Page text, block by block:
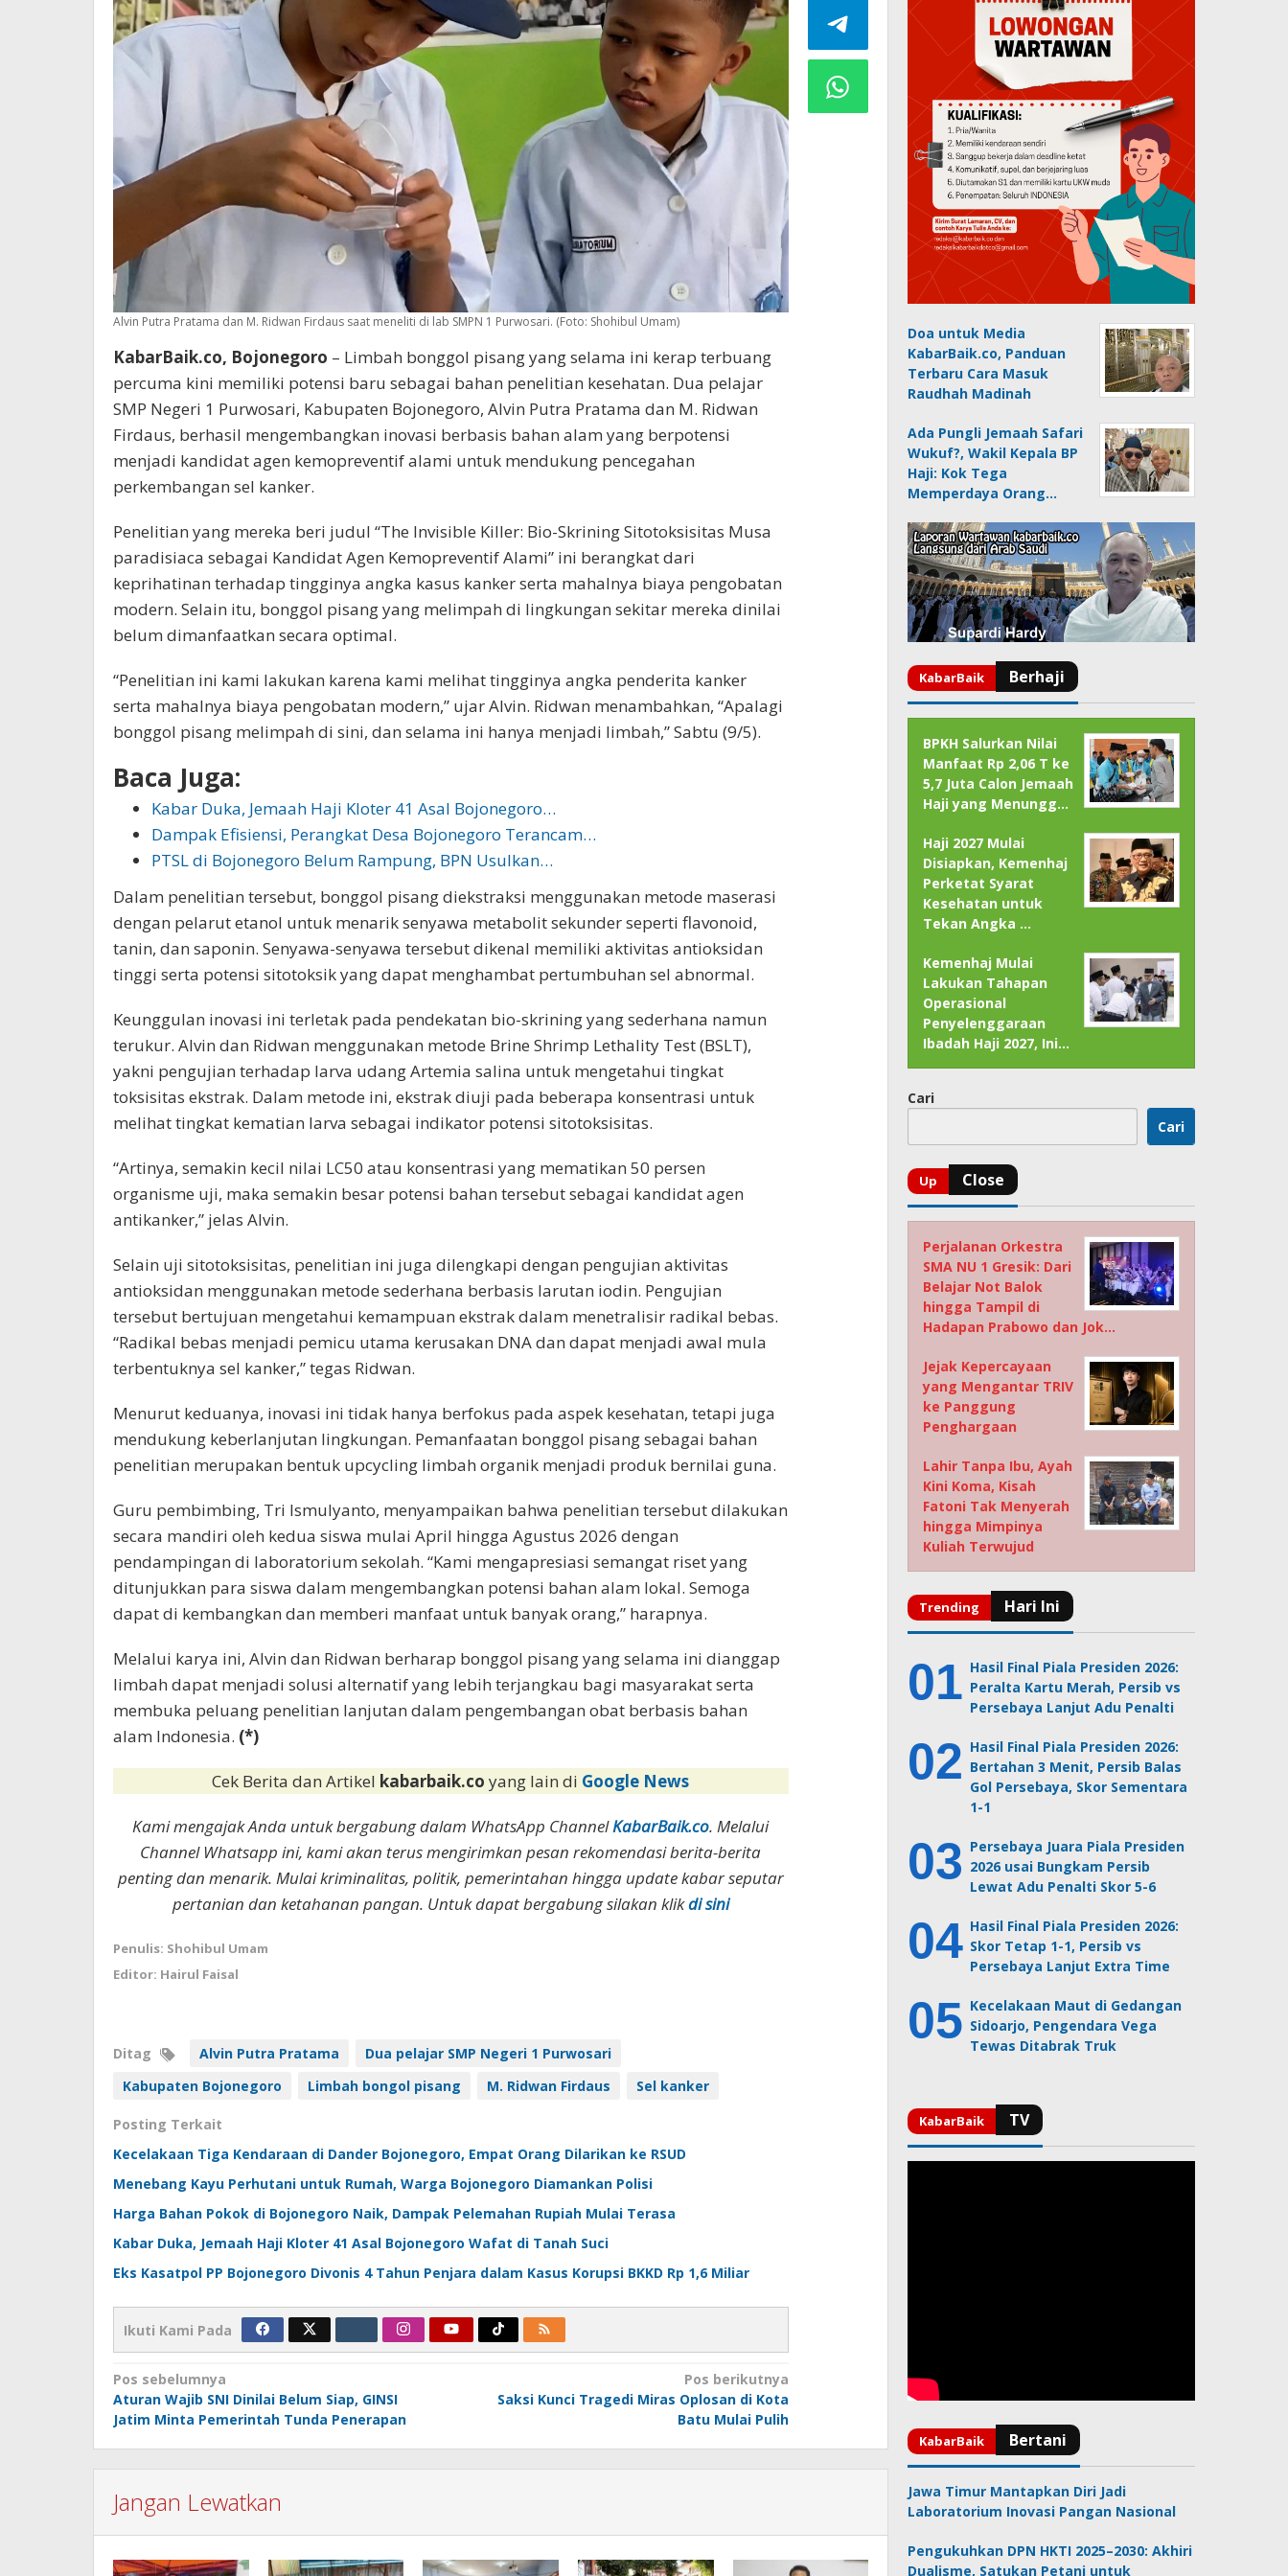
Alvin Putra Pratama dan M. Ridwan Firdaus saat meneliti di lab SMPN 1 Purwosari. (Foto: Shohibul Umam)
KabarBaik.co, Bojonegoro – Limbah bonggol pisang yang selama ini kerap terbuang
percuma kini memiliki potensi baru sebagai bahan penelitian kesehatan. Dua pelajar
SMP Negeri 1 Purwosari, Kabupaten Bojonegoro, Alvin Putra Pratama dan M. Ridwan
Firdaus, berhasil mengembangkan inovasi berbasis bahan alam yang berpotensi
menjadi kandidat agen kemopreventif alami untuk mendukung pencegahan
perkembangan sel kanker.
Penelitian yang mereka beri judul “The Invisible Killer: Bio-Skrining Sitotoksisitas Musa
paradisiaca sebagai Kandidat Agen Kemopreventif Alami” ini berangkat dari
keprihatinan terhadap tingginya angka kasus kanker serta mahalnya biaya pengobatan
modern. Selain itu, bonggol pisang yang melimpah di lingkungan sekitar mereka dinilai
belum dimanfaatkan secara optimal.
“Penelitian ini kami lakukan karena kami melihat tingginya angka penderita kanker
serta mahalnya biaya pengobatan modern,” ujar Alvin. Ridwan menambahkan, “Apalagi
bonggol pisang melimpah di sini, dan selama ini hanya menjadi limbah,” Sabtu (9/5).
Baca Juga:
Kabar Duka, Jemaah Haji Kloter 41 Asal Bojonegoro…
Dampak Efisiensi, Perangkat Desa Bojonegoro Terancam…
PTSL di Bojonegoro Belum Rampung, BPN Usulkan…
Dalam penelitian tersebut, bonggol pisang diekstraksi menggunakan metode maserasi
dengan pelarut etanol untuk menarik senyawa metabolit sekunder seperti flavonoid,
tanin, dan saponin. Senyawa-senyawa tersebut dikenal memiliki aktivitas antioksidan
tinggi serta potensi sitotoksik yang dapat menghambat pertumbuhan sel abnormal.
Keunggulan inovasi ini terletak pada pendekatan bio-skrining yang sederhana namun
terukur. Alvin dan Ridwan menggunakan metode Brine Shrimp Lethality Test (BSLT),
yakni pengujian terhadap larva udang Artemia salina untuk mengetahui tingkat
toksisitas ekstrak. Dalam metode ini, ekstrak diuji pada beberapa konsentrasi untuk
melihat tingkat kematian larva sebagai indikator potensi sitotoksisitas.
“Artinya, semakin kecil nilai LC50 atau konsentrasi yang mematikan 50 persen
organisme uji, maka semakin besar potensi bahan tersebut sebagai kandidat agen
antikanker,” jelas Alvin.
Selain uji sitotoksisitas, penelitian ini juga dilengkapi dengan pengujian aktivitas
antioksidan menggunakan metode sederhana berbasis larutan iodin. Pengujian
tersebut bertujuan mengetahui kemampuan ekstrak dalam menetralisir radikal bebas.
“Radikal bebas menjadi pemicu utama kerusakan DNA dan dapat menjadi awal mula
terbentuknya sel kanker,” tegas Ridwan.
Menurut keduanya, inovasi ini tidak hanya berfokus pada aspek kesehatan, tetapi juga
mendukung keberlanjutan lingkungan. Pemanfaatan bonggol pisang sebagai bahan
penelitian merupakan bentuk upcycling limbah organik menjadi produk bernilai guna.
Guru pembimbing, Tri Ismulyanto, menyampaikan bahwa penelitian tersebut dilakukan
secara mandiri oleh kedua siswa mulai April hingga Agustus 2026 dengan
pendampingan di laboratorium sekolah. “Kami mengapresiasi semangat riset yang
ditunjukkan para siswa dalam mengembangkan potensi bahan alam lokal. Semoga
dapat di kembangkan dan memberi manfaat untuk banyak orang,” harapnya.
Melalui karya ini, Alvin dan Ridwan berharap bonggol pisang yang selama ini dianggap
limbah dapat menjadi solusi alternatif yang lebih terjangkau bagi masyarakat serta
membuka peluang penelitian lanjutan dalam pengembangan obat berbasis bahan
alam Indonesia. (*)
Cek Berita dan Artikel kabarbaik.coyang lain di Google News
Kami mengajak Anda untuk bergabung dalam WhatsApp ChannelKabarBaik.co. Melalui
Channel Whatsapp ini, kami akan terus mengirimkan pesan rekomendasi berita-berita
penting dan menarik. Mulai kriminalitas, politik, pemerintahan hingga update kabar seputar
pertanian dan ketahanan pangan. Untuk dapat bergabung silakan klikdi sini
Penulis: Shohibul Umam
Editor: Hairul Faisal
Ditag Alvin Putra Pratama
Dua pelajar SMP Negeri 1 Purwosari
Kabupaten Bojonegoro
Limbah bongol pisang M. Ridwan Firdaus Sel kanker
Posting Terkait
Kecelakaan Tiga Kendaraan di Dander Bojonegoro, Empat Orang Dilarikan ke RSUD
Menebang Kayu Perhutani untuk Rumah, Warga Bojonegoro Diamankan Polisi
Harga Bahan Pokok di Bojonegoro Naik, Dampak Pelemahan Rupiah Mulai Terasa
Kabar Duka, Jemaah Haji Kloter 41 Asal Bojonegoro Wafat di Tanah Suci
Eks Kasatpol PP Bojonegoro Divonis 4 Tahun Penjara dalam Kasus Korupsi BKKD Rp 1,6 Miliar
Ikuti Kami Pada
Navigasi
pos
Pos sebelumnya
Aturan Wajib SNI Dinilai Belum Siap, GINSI
Jatim Minta Pemerintah Tunda Penerapan
Pos berikutnya
Saksi Kunci Tragedi Miras Oplosan di Kota
Batu Mulai Pulih
Jangan Lewatkan
Doa untuk Media
KabarBaik.co, Panduan
Terbaru Cara Masuk
Raudhah Madinah
Ada Pungli Jemaah Safari
Wukuf?, Wakil Kepala BP
Haji: Kok Tega
Memperdaya Orang…
BPKH Salurkan Nilai
Manfaat Rp 2,06 T ke
5,7 Juta Calon Jemaah
Haji yang Menungg…
Haji 2027 Mulai
Disiapkan, Kemenhaj
Perketat Syarat
Kesehatan untuk
Tekan Angka …
Kemenhaj Mulai
Lakukan Tahapan
Operasional
Penyelenggaraan
Ibadah Haji 2027, Ini…
Cari
Cari
Perjalanan Orkestra
SMA NU 1 Gresik: Dari
Belajar Not Balok
hingga Tampil di
Hadapan Prabowo dan Jok…
Jejak Kepercayaan
yang Mengantar TRIV
ke Panggung
Penghargaan
Lahir Tanpa Ibu, Ayah
Kini Koma, Kisah
Fatoni Tak Menyerah
hingga Mimpinya
Kuliah Terwujud
Hasil Final Piala Presiden 2026:
Peralta Kartu Merah, Persib vs
Persebaya Lanjut Adu Penalti
Hasil Final Piala Presiden 2026:
Bertahan 3 Menit, Persib Balas
Gol Persebaya, Skor Sementara
1-1
Persebaya Juara Piala Presiden
2026 usai Bungkam Persib
Lewat Adu Penalti Skor 5-6
Hasil Final Piala Presiden 2026:
Skor Tetap 1-1, Persib vs
Persebaya Lanjut Extra Time
Kecelakaan Maut di Gedangan
Sidoarjo, Pengendara Vega
Tewas Ditabrak Truk
Jawa Timur Mantapkan Diri Jadi
Laboratorium Inovasi Pangan Nasional
Pengukuhkan DPN HKTI 2025–2030: Akhiri
Dualisme, Satukan Petani untuk